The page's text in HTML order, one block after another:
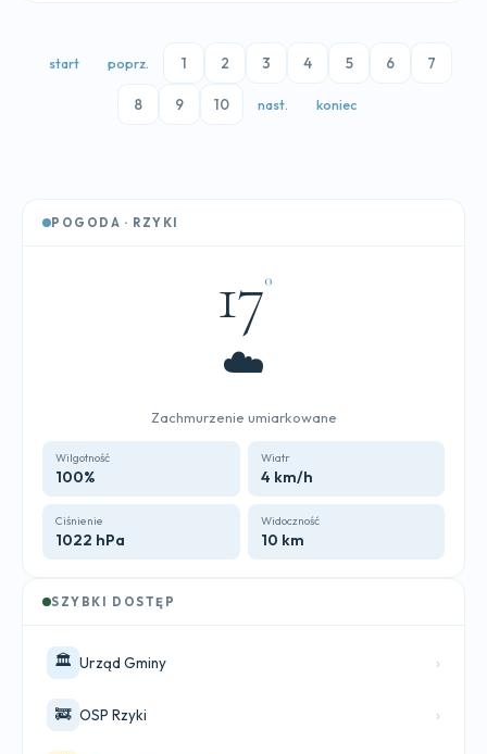
start poprz. 1 2 3 4 5 6 7
8 9 10 nast. koniec
POGODA · RZYKI
17°
☁️
Zachmurzenie umiarkowane
Wilgotność
100%
Wiatr
4 km/h
Ciśnienie
1022 hPa
Widoczność
10 km
SZYBKI DOSTĘP
🏛️ Urząd Gminy ›
🚒 OSP Rzyki ›